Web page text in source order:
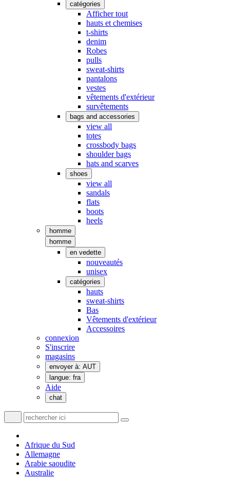
catégories
Afficher tout
hauts et chemises
t-shirts
denim
Robes
pulls
sweat-shirts
pantalons
vestes
vêtements d'extérieur
survêtements
bags and accessories
view all
totes
crossbody bags
shoulder bags
hats and scarves
shoes
view all
sandals
flats
boots
heels
homme
homme
en vedette
nouveautés
unisex
catégories
hauts
sweat-shirts
Bas
Vêtements d'extérieur
Accessoires
connexion
S'inscrire
magasins
envoyer à: AUT
langue: fra
Aide
chat
Afrique du Sud
Allemagne
Arabie saoudite
Australie